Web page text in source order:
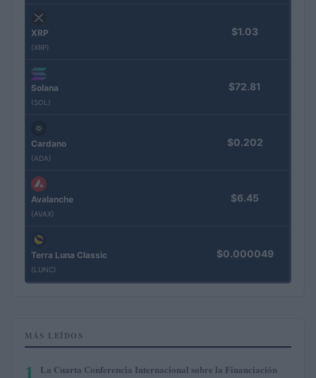
XRP
(XRP)
$1.03
Solana
(SOL)
$72.81
Cardano
(ADA)
$0.202
Avalanche
(AVAX)
$6.45
Terra Luna Classic
(LUNC)
$0.000049
MÁS LEÍDOS
1
La Cuarta Conferencia Internacional sobre la Financiación